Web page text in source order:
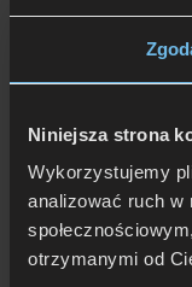
Niniejsza strona
Wykorzystujemy
analizować ruch
otrzymanymi od